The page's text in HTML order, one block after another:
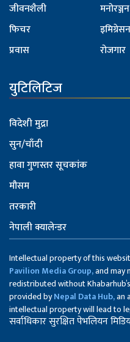
जीवनशैली
फिचर
प्रवास
मनोरञ्जन
इमिग्रेसन
रोजगार
युटिलिटिज
विदेशी मुद्रा
सुन/चाँदी
हावा गुणस्तर सूचकांक
मौसम
तरकारी
नेपाली क्यालेन्डर
Intellectual property of this
Pavilion Media Group,and may
redistributed without
provided byNepal Data Hub,an
intellectual property will lead to
सर्वाधिकार सुरक्षित पेभलियन